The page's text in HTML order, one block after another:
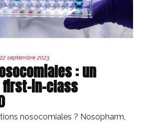
22 septembre 2023
: un
in-class
nosocomiales ? Nosopharm,